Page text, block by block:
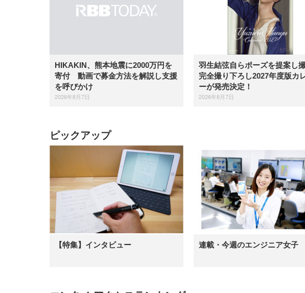
HIKAKIN、熊本地震に2000万円を
寄付 動画で募金方法を解説し支援
を呼びかけ
2026年8月7日
羽生結弦自らポーズを提案し撮
完全撮り下ろし2027年度版カ
ーが発売決定！
2026年8月7日
ピックアップ
【特集】インタビュー 連載・今週のエンジニア女子